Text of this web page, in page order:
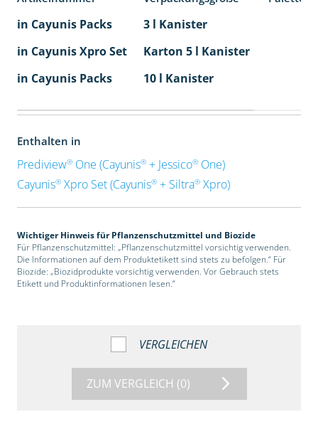
in Cayunis Packs
3 l Kanister
in Cayunis Xpro Set
Karton 5 l Kanister
in Cayunis Packs
10 l Kanister
Enthalten in
Prediview®One (Cayunis®+ Jessico®One)
Cayunis®Xpro Set (Cayunis®+ Siltra®Xpro)
Wichtiger Hinweis für Pflanzenschutzmittel und Biozide
Für Pflanzenschutzmittel: „Pflanzenschutzmittel vorsichtig verwenden.
Die Informationen auf dem Produktetikett sind stets zu befolgen.“ Für
Biozide: „Biozidprodukte vorsichtig verwenden. Vor Gebrauch stets
Etikett und Produktinformationen lesen.“
VERGLEICHEN
ZUM VERGLEICH (0)